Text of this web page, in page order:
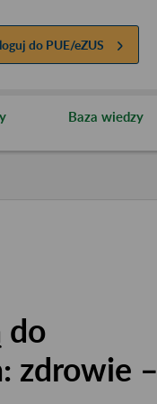
do PUE/eZUS
Baza wiedzy
do
zdrowie –